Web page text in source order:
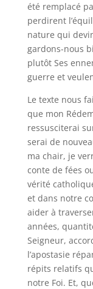
été remplacé
perdirent
nature qui
gardons-nous
plutôt Ses
guerre et
Le texte nous
que mon
ressusciterai
serai de
ma chair, je
conte de fées
vérité
et dans notre
aider à
années,
Seigneur,
l’apostasie
répits relatifs
notre Foi. Et,